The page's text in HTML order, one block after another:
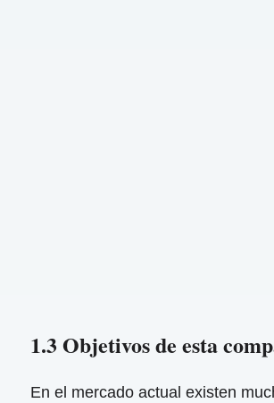
1.3 Objetivos de esta
En el mercado actual existen